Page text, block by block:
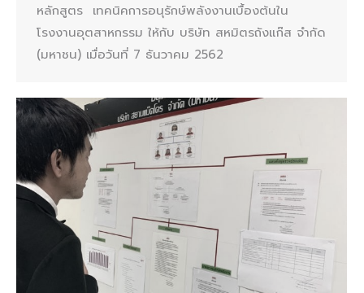
หลักสูตร เทคนิคการอนุรักษ์พลังงานเบื้องต้นใน
โรงงานอุตสาหกรรม ให้กับ บริษัท สหมิตรถังแก๊ส จำกัด
(มหาชน) เมื่อวันที่ 7 ธันวาคม 2562